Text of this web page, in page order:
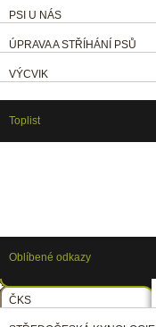
PSI U NÁS
ÚPRAVA A STŘÍHÁNÍ PSŮ
VÝCVIK
Toplist
Oblíbené odkazy
ČKS